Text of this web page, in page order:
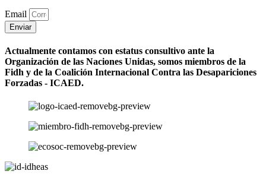
Email
Enviar
Actualmente contamos con estatus consultivo ante la
Organización de las Naciones Unidas, somos miembros de la
Fidh y de la Coalición Internacional Contra las Desapariciones
Forzadas - ICAED.